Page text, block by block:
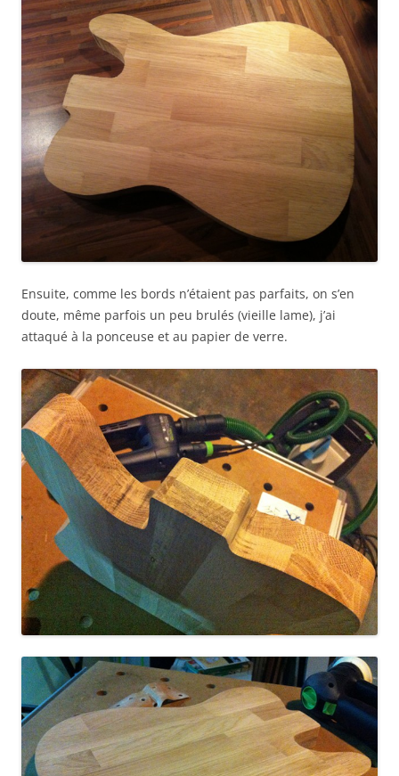
Ensuite, comme les bords n’étaient pas parfaits, on s’en
doute, même parfois un peu brulés (vieille lame), j’ai
attaqué à la ponceuse et au papier de verre.